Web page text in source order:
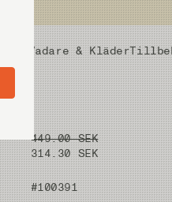
Vadare & Kläder
449.00 SEK
314.30 SEK
#100391